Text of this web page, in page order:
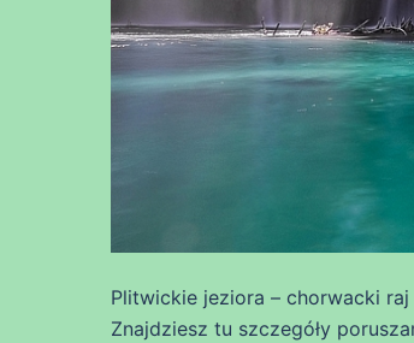
Plitwickie jeziora – chorwacki
Znajdziesz tu szczegóły